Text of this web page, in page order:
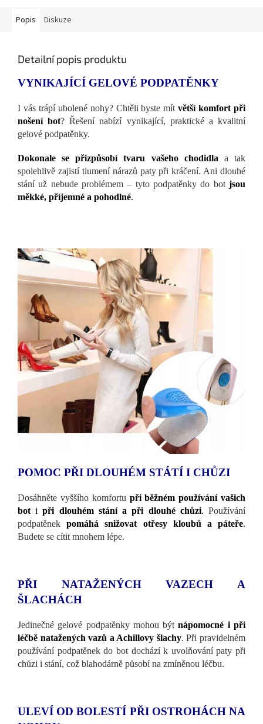
Popis Diskuze
Detailní popis produktu
VYNIKAJÍCÍ GELOVÉ PODPATĚNKY
I vás trápí ubolené nohy? Chtěli byste mítvětší komfort při
nošení bot? Řešení nabízí vynikající, praktické a kvalitní
gelové podpatěnky.
Dokonale se přizpůsobí tvaru vašeho chodidla a tak
spolehlivě zajistí tlumení nárazů paty při kráčení. Ani dlouhé
stání už nebude problémem – tyto podpatěnky do bot jsou
měkké, příjemné a pohodlné.
POMOC PŘI DLOUHÉM STÁTÍ I CHŮZI
Dosáhněte vyššího komfortu při běžném používání vašich
bot ipři dlouhém stání a při dlouhé chůzi. Používání
podpatěnekpomáhá snižovat otřesy kloubů a páteře.
Budete se cítit mnohem lépe.
PŘI NATAŽENÝCH VAZECH A
ŠLACHÁCH
Jedinečné gelové podpatěnky mohou býtnápomocné i při
léčbě natažených vazů a Achillovy šlachy. Při pravidelném
používání podpatěnek do bot dochází k uvolňování paty při
chůzi i stání, což blahodárně působí na zmíněnou léčbu.
ULEVÍ OD BOLESTÍ PŘI OSTROHÁCH NA